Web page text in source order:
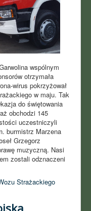
wspólnym
otrzymała
wirus pokrzyżował
w maju. Tak
do świętowania
obchodzi 145
uczestniczyli
burmistrz Marzena
Grzegorz
muzyczną. Nasi
zostali odznaczeni
Strażackiego